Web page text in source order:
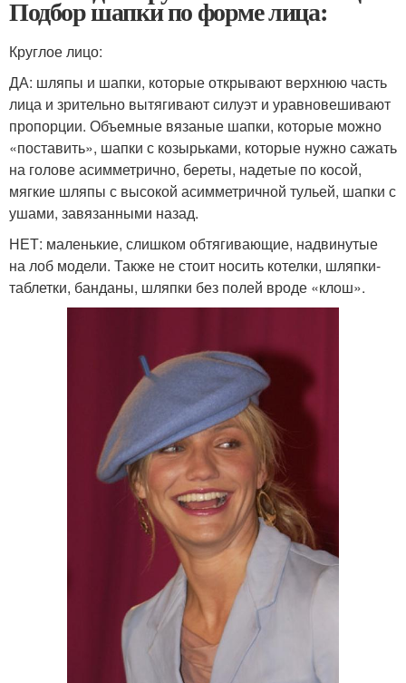
Подбор шапки по форме лица:
Круглое лицо:
ДА: шляпы и шапки, которые открывают верхнюю часть
лица и зрительно вытягивают силуэт и уравновешивают
пропорции. Объемные вязаные шапки, которые можно
«поставить», шапки с козырьками, которые нужно сажать
на голове асимметрично, береты, надетые по косой,
мягкие шляпы с высокой асимметричной тульей, шапки с
ушами, завязанными назад.
НЕТ: маленькие, слишком обтягивающие, надвинутые
на лоб модели. Также не стоит носить котелки, шляпки-
таблетки, банданы, шляпки без полей вроде «клош».